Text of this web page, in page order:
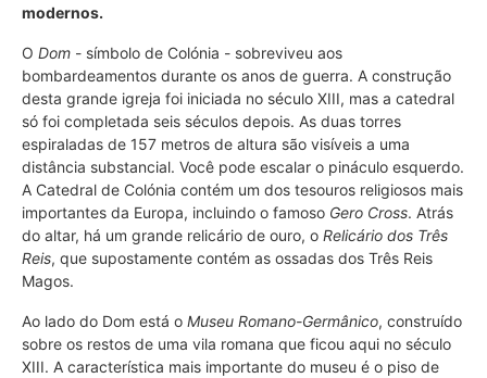
modernos.
O Dom - símbolo de Colónia - sobreviveu aos
bombardeamentos durante os anos de guerra. A construção
desta grande igreja foi iniciada no século XIII, mas a catedral
só foi completada seis séculos depois. As duas torres
espiraladas de 157 metros de altura são visíveis a uma
distância substancial. Você pode escalar o pináculo esquerdo.
A Catedral de Colónia contém um dos tesouros religiosos mais
importantes da Europa, incluindo o famoso Gero Cross. Atrás
do altar, há um grande relicário de ouro, o Relicário dos Três
Reis, que supostamente contém as ossadas dos Três Reis
Magos.
Ao lado do Dom está o Museu Romano-Germânico, construído
sobre os restos de uma vila romana que ficou aqui no século
XIII. A característica mais importante do museu é o piso de